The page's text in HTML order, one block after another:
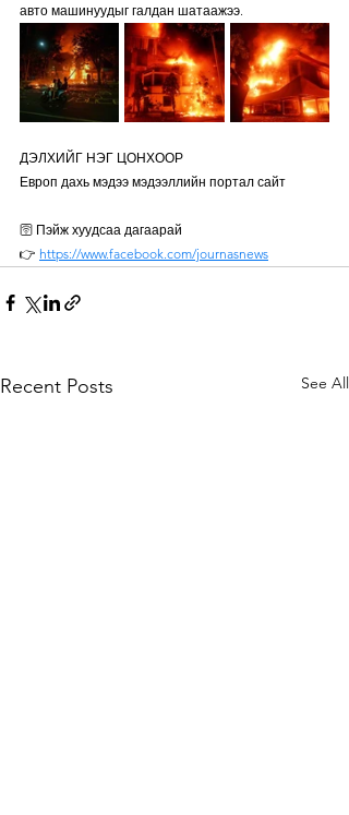
авто машинуудыг галдан шатаажээ.
ДЭЛХИЙГ НЭГ ЦОНХООР
Европ дахь мэдээ мэдээллийн портал сайт
🛜 Пэйж хуудсаа дагаарай
👉 https://www.facebook.com/journasnews
Recent Posts See All